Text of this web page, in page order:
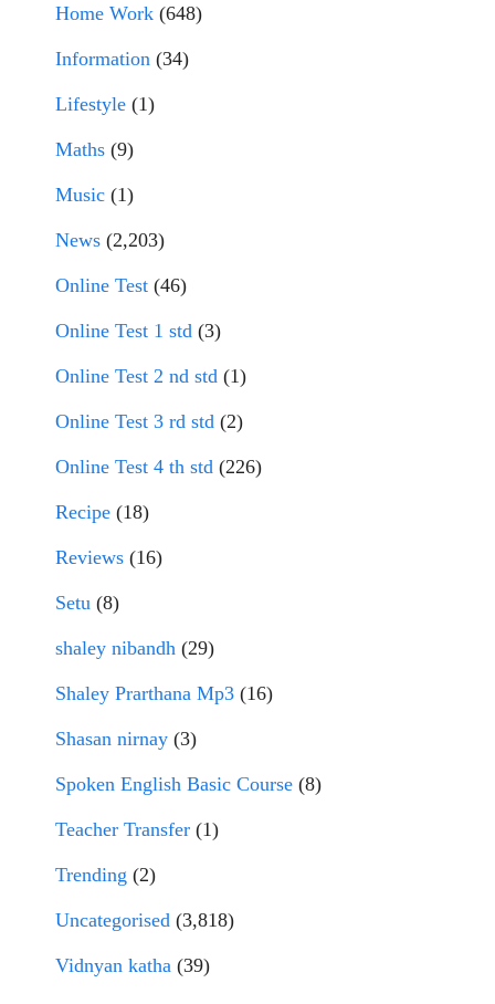
Home Work (648)
Information (34)
Lifestyle (1)
Maths (9)
Music (1)
News (2,203)
Online Test (46)
Online Test 1 std (3)
Online Test 2 nd std (1)
Online Test 3 rd std (2)
Online Test 4 th std (226)
Recipe (18)
Reviews (16)
Setu (8)
shaley nibandh (29)
Shaley Prarthana Mp3 (16)
Shasan nirnay (3)
Spoken English Basic Course (8)
Teacher Transfer (1)
Trending (2)
Uncategorised (3,818)
Vidnyan katha (39)